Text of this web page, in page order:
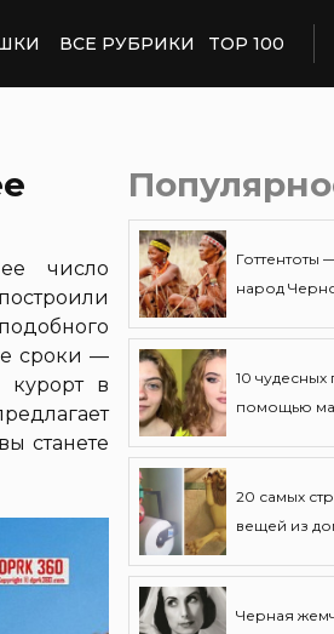
ВСЕ РУБРИКИ TOP 100
число
сроки —
курорт в
станете
Готтентоты
народ
10
помощью
20 самых
вещей из
Черная